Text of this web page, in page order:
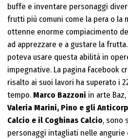
buffe e inventare personaggi
frutti più comuni come la pera o la
ottenne enorme compiacimento
ad apprezzare e a gustare la
poteva usare questa abilità in
impegnative. La pagina Facebook
risalto ai suoi lavori ha superato i
tempo. Marco Bazzoni in arte Baz,
Valeria Marini, Pino e gli
Calcio e il Coghinas Calcio, sono
personaggi intagliati nelle angurie